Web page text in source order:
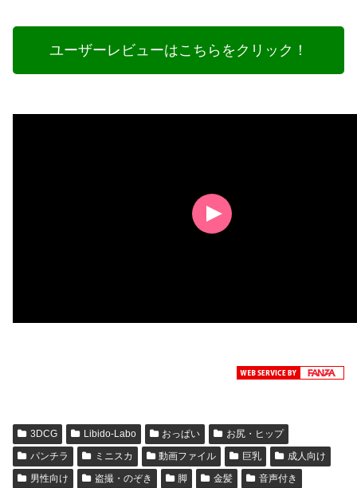
ユーザーレビューはこちらをクリック！
3DCG Libido-Labo おっぱい
お尻・ヒップ
パンチラ
ミニスカ 動画ファイル 巨乳
成人向け
男性向け
盗撮・のぞき 脚 金髪 音声付き